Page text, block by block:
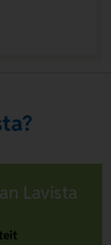
Lavista